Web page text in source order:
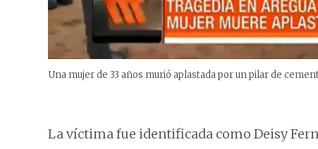
Una mujer de 33 años murió aplastada por un pilar de
La víctima fue identificada como Deisy